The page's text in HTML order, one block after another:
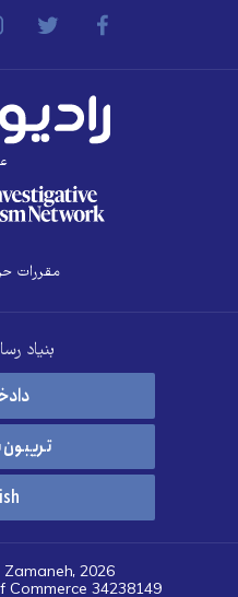
مقررات
بنیاد
2026
Commerce 34238149